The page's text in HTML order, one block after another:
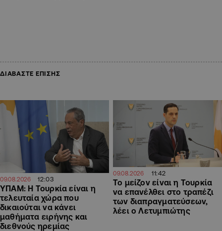
ΔΙΑΒΑΣΤΕ ΕΠΙΣΗΣ
09.08.2026 12:03
ΥΠΑΜ: Η Τουρκία είναι η
τελευταία χώρα που
δικαιούται να κάνει
μαθήματα ειρήνης και
διεθνούς ηρεμίας
09.08.2026 11:42
Το μείζον είναι η Τουρκία
να επανέλθει στο τραπέζι
των διαπραγματεύσεων,
λέει ο Λετυμπιώτης